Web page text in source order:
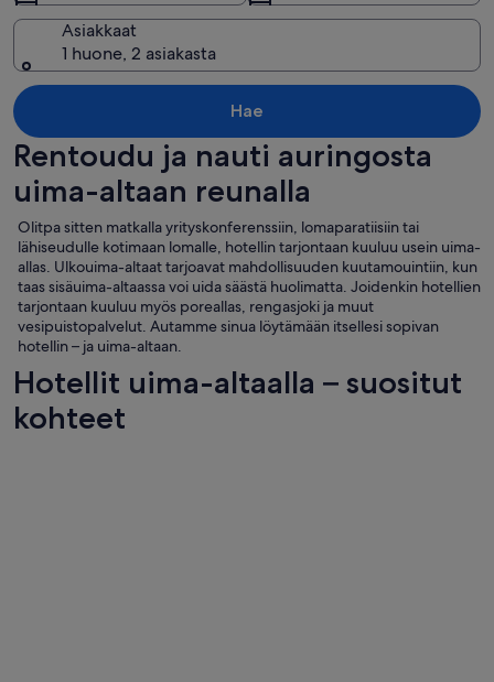
Asiakkaat
1 huone, 2 asiakasta
Hae
Rentoudu ja nauti auringosta
uima-altaan reunalla
Olitpa sitten matkalla yrityskonferenssiin, lomaparatiisiin tai
lähiseudulle kotimaan lomalle, hotellin tarjontaan kuuluu usein uima-
allas. Ulkouima-altaat tarjoavat mahdollisuuden kuutamouintiin, kun
taas sisäuima-altaassa voi uida säästä huolimatta. Joidenkin hotellien
tarjontaan kuuluu myös poreallas, rengasjoki ja muut
vesipuistopalvelut. Autamme sinua löytämään itsellesi sopivan
hotellin – ja uima-altaan.
Hotellit uima-altaalla – suositut
kohteet